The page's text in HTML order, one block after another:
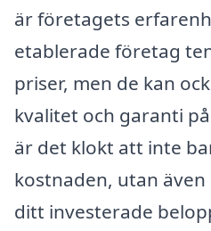
är företagets
etablerade företag
priser, men de kan
kvalitet och garanti
är det klokt att inte
kostnaden, utan
ditt investerade